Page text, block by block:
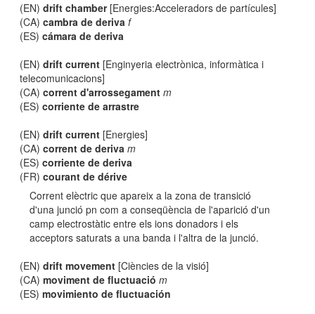
(EN)drift chamber[Energies:Acceleradors de partícules]
(CA)cambra de deriva f
(ES)cámara de deriva
(EN)drift current [Enginyeria electrònica, informàtica i
telecomunicacions]
(CA)corrent d'arrossegament m
(ES)corriente de arrastre
(EN)drift current [Energies]
(CA)corrent de deriva m
(ES)corriente de deriva
(FR)courant de dérive
Corrent elèctric que apareix a la zona de transició
d'una junció pn com a conseqüència de l'aparició d'un
camp electrostàtic entre els ions donadors i els
acceptors saturats a una banda i l'altra de la junció.
(EN)drift movement [Ciències de la visió]
(CA)moviment de fluctuació m
(ES)movimiento de fluctuación